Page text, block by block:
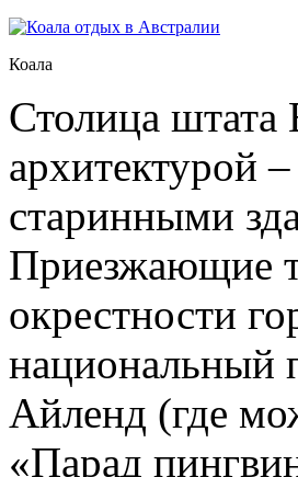
Коала
Столица
архитектурой
старинными
Приезжающие
окрестности
национальный
Айленд (где
«Парад